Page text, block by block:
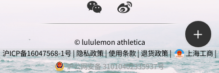
© lululemon athletica
沪ICP备16047568-1号|隐私政策|使用条款|退货政策| 上海工商|
沪公网安备 31010402335937号